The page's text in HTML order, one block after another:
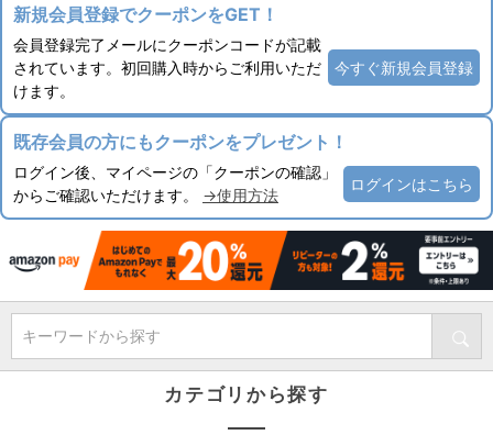
新規会員登録でクーポンをGET！
会員登録完了メールにクーポンコードが記載
されています。初回購入時からご利用いただ
けます。
今すぐ新規会員登録
既存会員の方にもクーポンをプレゼント！
ログイン後、マイページの「クーポンの確認」
からご確認いただけます。 →使用方法
ログインはこちら
キーワードから探す
カテゴリから探す